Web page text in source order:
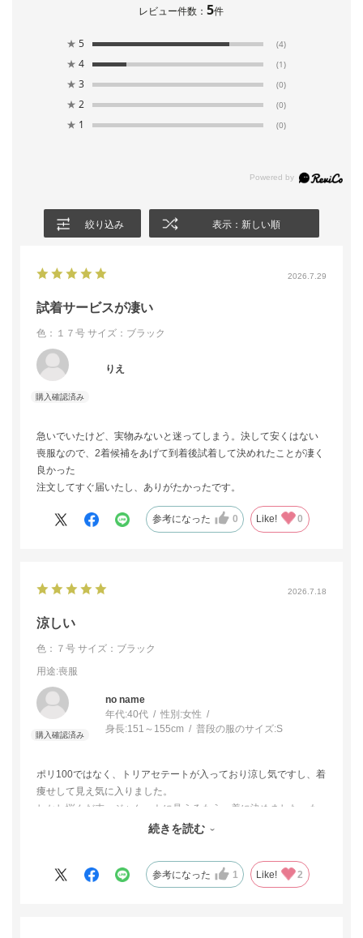
レビュー件数：5件
★ 5 (4)
★ 4 (1)
★ 3 (0)
★ 2 (0)
★ 1 (0)
絞り込み 表示：新しい順
2026.7.29
試着サービスが凄い
色：１７号 サイズ：ブラック
りえ
急いでいたけど、実物みないと迷ってしまう。決して安くはない
喪服なので、2着候補をあげて到着後試着して決めれたことが凄く
良かった
注文してすぐ届いたし、ありがたかったです。
参考になった 0 Like! 0
2026.7.18
涼しい
色：７号 サイズ：ブラック
用途:喪服
no name
年代:40代 性別:女性
身長:151～155cm 普段の服のサイズ:S
ポリ100ではなく、トリアセテートが入っており涼し気ですし、着
痩せして見え気に入りました。
しかし悩んだ末、ジャケットに見えるもう一着に決めました。も
う少し若かったら涼しげなこちらを選びましたが、施主を務める
続きを読む
参考になった 1 Like! 2